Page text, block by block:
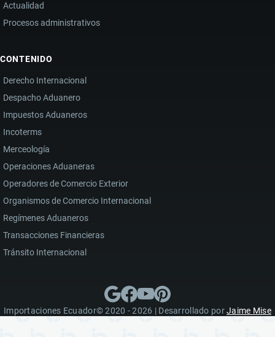
Actualidad
Procesos administrativos
CONTENIDO
Derecho Internacional
Despacho Aduanero
Impuestos Aduaneros
Incoterms
Merceología
Operaciones Aduaneras
Operadores de Comercio Exterior
Organismos de Comercio Internacional
Regímenes Aduaneros
Transacciones Financieras
Tránsito Internacional
Importaciones Ecuador© 2020 - 2026 | Desarrollado porJaime Mise